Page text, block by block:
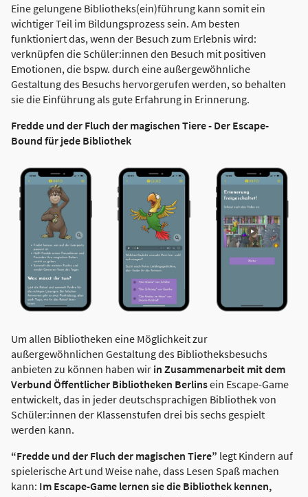
Eine gelungene Bibliotheks(ein)führung kann somit ein
wichtiger Teil im Bildungsprozess sein. Am besten
funktioniert das, wenn der Besuch zum Erlebnis wird:
verknüpfen die Schüler:innen den Besuch mit positiven
Emotionen, die bspw. durch eine außergewöhnliche
Gestaltung des Besuchs hervorgerufen werden, so behalten
sie die Einführung als gute Erfahrung in Erinnerung.
Fredde und der Fluch der magischen Tiere - Der Escape-
Bound für jede Bibliothek
Um allen Bibliotheken eine Möglichkeit zur
außergewöhnlichen Gestaltung des Bibliotheksbesuchs
anbieten zu können haben wir in Zusammenarbeit mit dem
Verbund Öffentlicher Bibliotheken Berlinsein Escape-Game
entwickelt, das in jeder deutschsprachigen Bibliothek von
Schüler:innen der Klassenstufen drei bis sechs gespielt
werden kann.
“Fredde und der Fluch der magischen Tiere” legt Kindern auf
spielerische Art und Weise nahe, dass Lesen Spaß machen
kann: Im Escape-Game lernen sie die Bibliothek kennen,